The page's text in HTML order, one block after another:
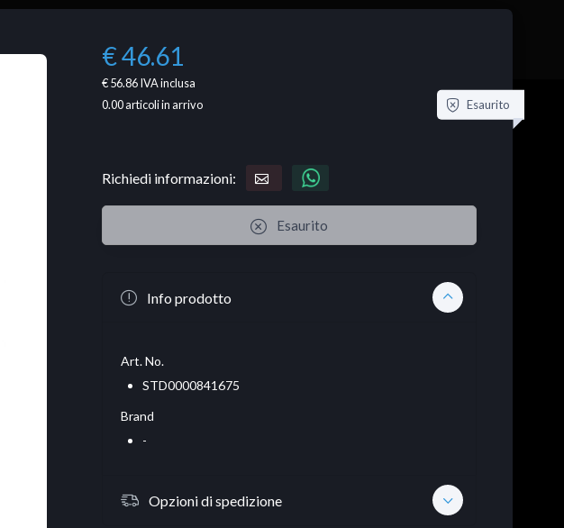
€ 46.61
€ 56.86IVA inclusa
0.00articoli in arrivo Esaurito
Richiedi informazioni:
Esaurito
Info prodotto
Art. No.
STD0000841675
Brand
-
Opzioni di spedizione